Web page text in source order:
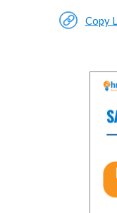
Copy